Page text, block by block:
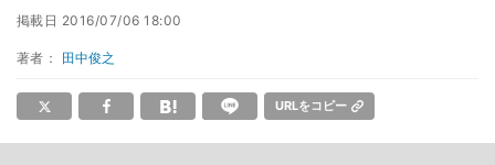
掲載日 2016/07/06 18:00
著者： 田中俊之
URLをコピー